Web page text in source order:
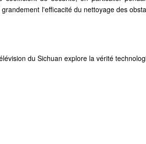
l'efficacité du nettoyage des